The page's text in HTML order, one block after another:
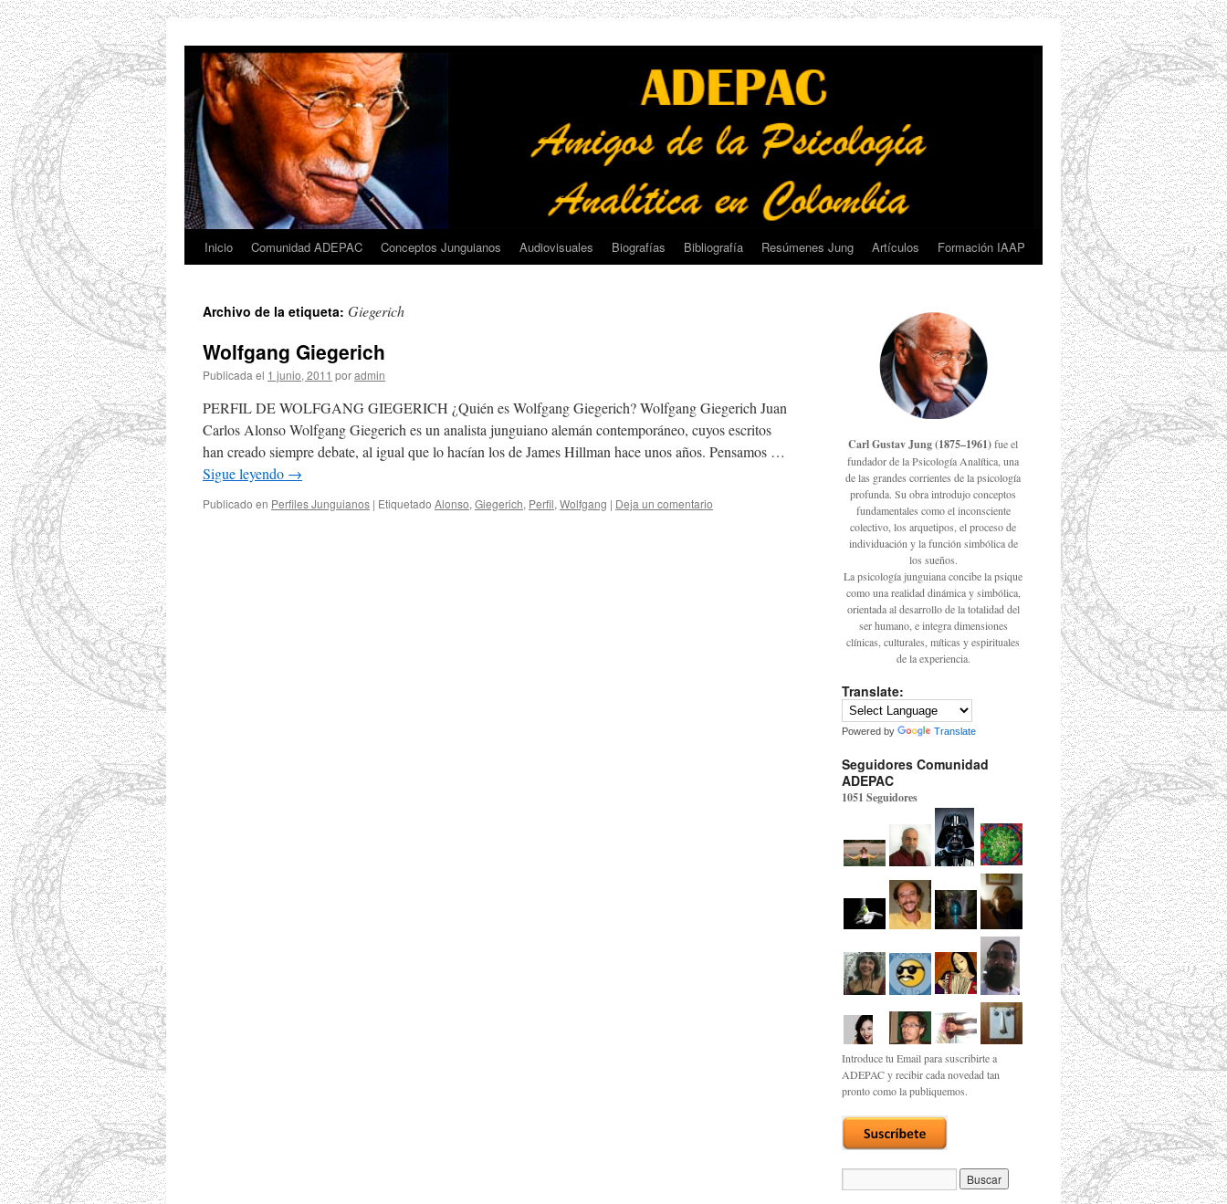
contenido
Inicio Comunidad ADEPAC Conceptos Junguianos Audiovisuales Biografías Bibliografía Resúmenes Jung Artículos Formación IAAP
Archivo de la etiqueta: Giegerich
Wolfgang Giegerich
Publicada el 1 junio, 2011 poradmin
PERFIL DE WOLFGANG GIEGERICH ¿Quién es Wolfgang Giegerich? Wolfgang Giegerich Juan
Carlos Alonso Wolfgang Giegerich es un analista junguiano alemán contemporáneo, cuyos escritos
han creado siempre debate, al igual que lo hacían los de James Hillman hace unos años. Pensamos …
Sigue leyendo →
Publicado en Perfiles Junguianos | Etiquetado Alonso, Giegerich, Perfil, Wolfgang | Deja un comentario
Carl Gustav Jung (1875–1961)fue el
fundador de la Psicología Analítica, una
de las grandes corrientes de la psicología
profunda. Su obra introdujo conceptos
fundamentales como el inconsciente
colectivo, los arquetipos, el proceso de
individuación y la función simbólica de
los sueños.
La psicología junguiana concibe la psique
como una realidad dinámica y simbólica,
orientada al desarrollo de la totalidad del
ser humano, e integra dimensiones
clínicas, culturales, míticas y espirituales
de la experiencia.
Translate:
Powered by Translate
Seguidores Comunidad
ADEPAC
1051 Seguidores
Introduce tu Email para suscribirte a
ADEPAC y recibir cada novedad tan
pronto como la publiquemos.